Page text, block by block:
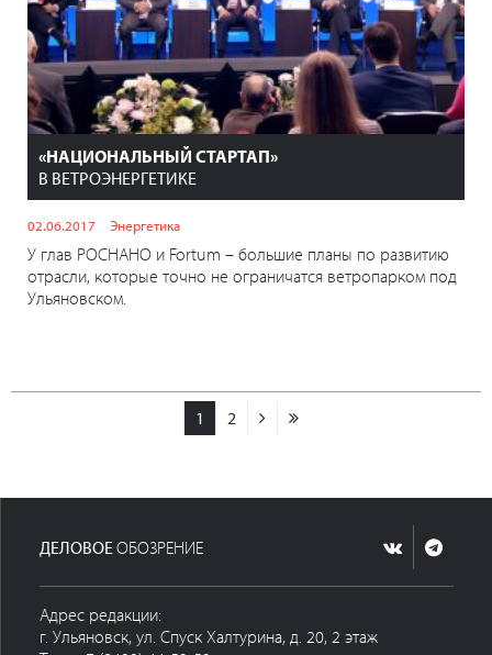
«НАЦИОНАЛЬНЫЙ СТАРТАП»
В ВЕТРОЭНЕРГЕТИКЕ
02.06.2017 Энергетика
У глав РОСНАНО и Fortum – большие планы по развитию
отрасли, которые точно не ограничатся ветропарком под
Ульяновском.
1 2
ДЕЛОВОЕ ОБОЗРЕНИЕ
Адрес редакции:
г. Ульяновск, ул. Спуск Халтурина, д. 20, 2 этаж